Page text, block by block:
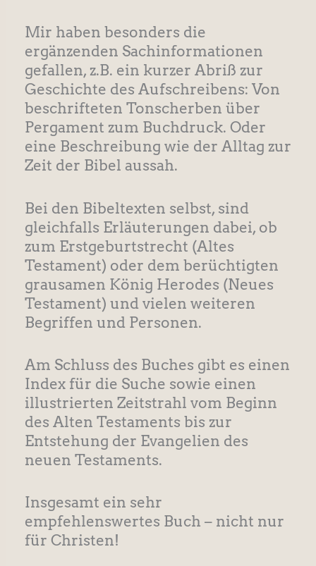
Mir haben besonders die
ergänzenden Sachinformationen
gefallen, z.B. ein kurzer Abriß zur
Geschichte des Aufschreibens: Von
beschrifteten Tonscherben über
Pergament zum Buchdruck. Oder
eine Beschreibung wie der Alltag zur
Zeit der Bibel aussah.
Bei den Bibeltexten selbst, sind
gleichfalls Erläuterungen dabei, ob
zum Erstgeburtstrecht (Altes
Testament) oder dem berüchtigten
grausamen König Herodes (Neues
Testament) und vielen weiteren
Begriffen und Personen.
Am Schluss des Buches gibt es einen
Index für die Suche sowie einen
illustrierten Zeitstrahl vom Beginn
des Alten Testaments bis zur
Entstehung der Evangelien des
neuen Testaments.
Insgesamt ein sehr
empfehlenswertes Buch – nicht nur
für Christen!